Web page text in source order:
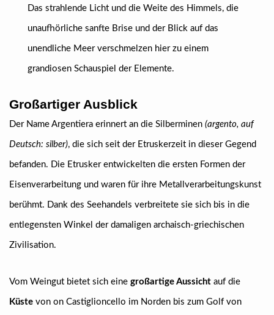
Das strahlende Licht und die Weite des Himmels, die
unaufhörliche sanfte Brise und der Blick auf das
unendliche Meer verschmelzen hier zu einem
grandiosen Schauspiel der Elemente.
Großartiger Ausblick
Der Name Argentiera erinnert an die Silberminen (argento, auf
Deutsch: silber), die sich seit der Etruskerzeit in dieser Gegend
befanden. Die Etrusker entwickelten die ersten Formen der
Eisenverarbeitung und waren für ihre Metallverarbeitungskunst
berühmt. Dank des Seehandels verbreitete sie sich bis in die
entlegensten Winkel der damaligen archaisch-griechischen
Zivilisation.
Vom Weingut bietet sich eine großartige Aussicht auf die
Küste von on Castiglioncello im Norden bis zum Golf von